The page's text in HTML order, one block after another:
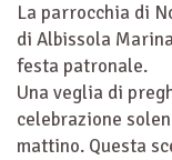
La parrocchia di
di Albissola
festa patronale.
Una veglia di
celebrazione
mattino. Questa